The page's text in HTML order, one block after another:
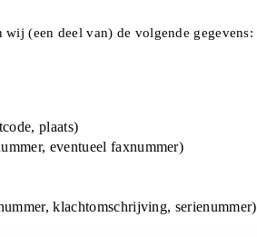
(een deel van) de volgende gegevens:
plaats)
eventueel faxnummer)
klachtomschrijving, serienummer)